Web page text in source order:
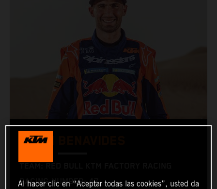
KEVIN BENAVIDES
RACING NUMBER: 47
Al hacer clic en “Aceptar todas las cookies”, usted da